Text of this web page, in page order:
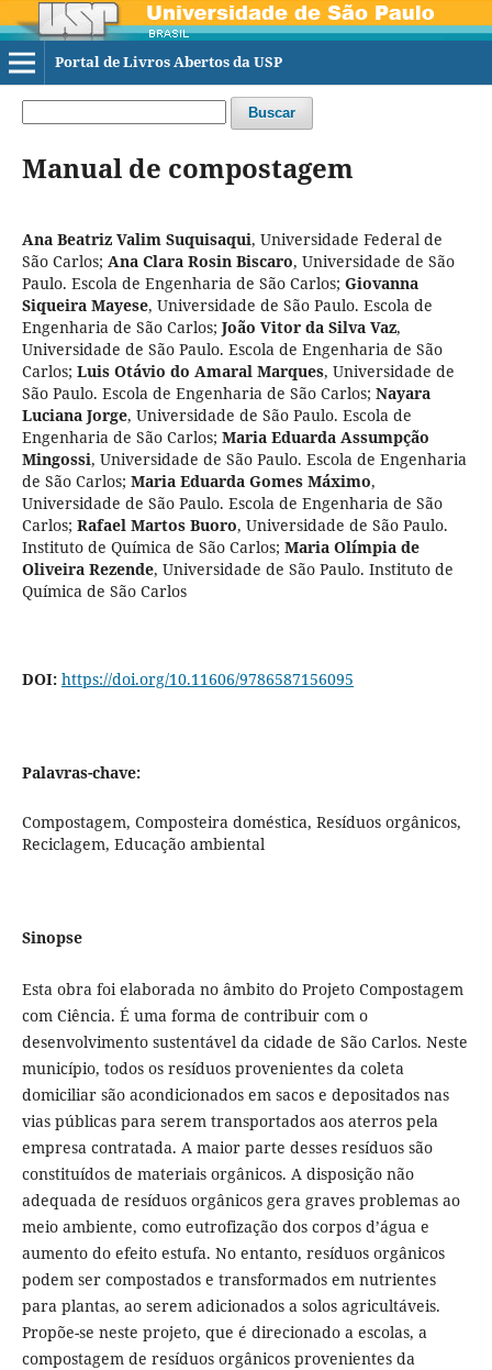
Portal de Livros Abertos da USP
Buscar
Manual de compostagem
Ana Beatriz Valim Suquisaqui, Universidade Federal de
São Carlos; Ana Clara Rosin Biscaro, Universidade de São
Paulo. Escola de Engenharia de São Carlos; Giovanna
Siqueira Mayese, Universidade de São Paulo. Escola de
Engenharia de São Carlos; João Vitor da Silva Vaz,
Universidade de São Paulo. Escola de Engenharia de São
Carlos; Luis Otávio do Amaral Marques, Universidade de
São Paulo. Escola de Engenharia de São Carlos; Nayara
Luciana Jorge, Universidade de São Paulo. Escola de
Engenharia de São Carlos; Maria Eduarda Assumpção
Mingossi, Universidade de São Paulo. Escola de Engenharia
de São Carlos; Maria Eduarda Gomes Máximo,
Universidade de São Paulo. Escola de Engenharia de São
Carlos; Rafael Martos Buoro, Universidade de São Paulo.
Instituto de Química de São Carlos; Maria Olímpia de
Oliveira Rezende, Universidade de São Paulo. Instituto de
Química de São Carlos
DOI: https://doi.org/10.11606/9786587156095
Palavras-chave:
Compostagem, Composteira doméstica, Resíduos orgânicos,
Reciclagem, Educação ambiental
Sinopse
Esta obra foi elaborada no âmbito do Projeto Compostagem
com Ciência. É uma forma de contribuir com o
desenvolvimento sustentável da cidade de São Carlos. Neste
município, todos os resíduos provenientes da coleta
domiciliar são acondicionados em sacos e depositados nas
vias públicas para serem transportados aos aterros pela
empresa contratada. A maior parte desses resíduos são
constituídos de materiais orgânicos. A disposição não
adequada de resíduos orgânicos gera graves problemas ao
meio ambiente, como eutrofização dos corpos d’água e
aumento do efeito estufa. No entanto, resíduos orgânicos
podem ser compostados e transformados em nutrientes
para plantas, ao serem adicionados a solos agricultáveis.
Propõe-se neste projeto, que é direcionado a escolas, a
compostagem de resíduos orgânicos provenientes da